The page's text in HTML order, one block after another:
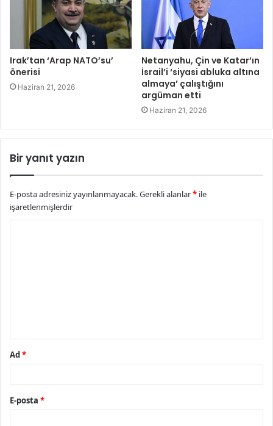
Irak’tan ‘Arap NATO’su’
önerisi
Haziran 21, 2026
Netanyahu, Çin ve Katar’ın
İsrail’i ‘siyasi abluka altına
almaya’ çalıştığını
argüman etti
Haziran 21, 2026
Bir yanıt yazın
E-posta adresiniz yayınlanmayacak.Gerekli alanlar* ile
işaretlenmişlerdir
Ad*
E-posta *